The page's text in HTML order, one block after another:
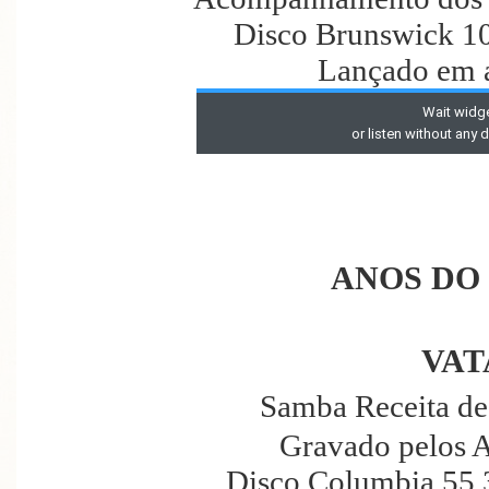
Disco Brunswick
Lançado em
ANOS
Samba Receita
Gravado pelos
Disco Columbia